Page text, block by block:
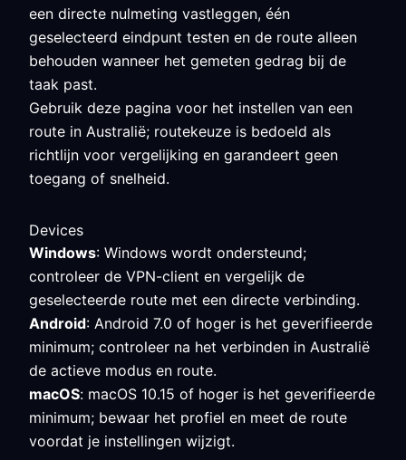
een directe nulmeting vastleggen, één
geselecteerd eindpunt testen en de route alleen
behouden wanneer het gemeten gedrag bij de
taak past.
Gebruik deze pagina voor het instellen van een
route in Australië; routekeuze is bedoeld als
richtlijn voor vergelijking en garandeert geen
toegang of snelheid.
Devices
Windows: Windows wordt ondersteund;
controleer de VPN-client en vergelijk de
geselecteerde route met een directe verbinding.
Android: Android 7.0 of hoger is het geverifieerde
minimum; controleer na het verbinden in Australië
de actieve modus en route.
macOS: macOS 10.15 of hoger is het geverifieerde
minimum; bewaar het profiel en meet de route
voordat je instellingen wijzigt.